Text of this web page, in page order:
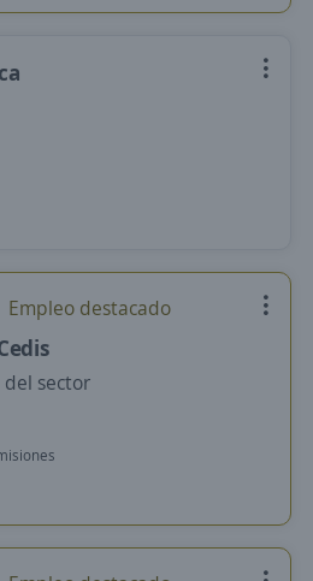
Empleo destacado
sector